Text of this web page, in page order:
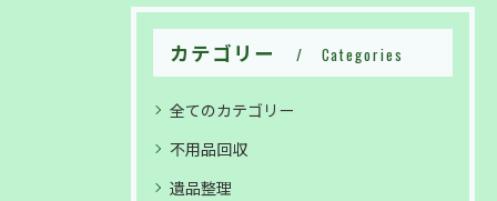
カテゴリー Categories
全てのカテゴリー
不用品回収
遺品整理